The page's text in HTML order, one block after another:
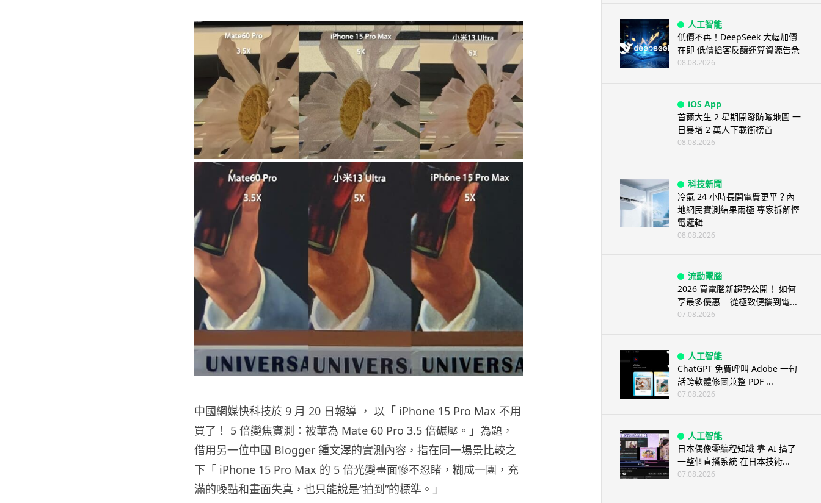
中國網媒快科技於 9 月 20 日報導 ， 以「 iPhone 15 Pro Max 不用
買了！ 5 倍變焦實測：被華為 Mate 60 Pro 3.5 倍碾壓。」為題，
借用另一位中國 Blogger 鍾文澤的實測內容，指在同一場景比較之
下「 iPhone 15 Pro Max 的 5 倍光變畫面慘不忍睹，糊成一團，充
滿的噪點和畫面失真，也只能說是“拍到”的標準。」
人工智能
低價不再！DeepSeek 大幅加價
在即 低價搶客反釀運算資源告急
08.08.2026
iOS App
首爾大生 2 星期開發防曬地圖 一
日暴增 2 萬人下載衝榜首
08.08.2026
科技新聞
冷氣 24 小時長開電費更平？內
地網民實測結果兩極 專家拆解慳
電邏輯
08.08.2026
流動電腦
2026 買電腦新趨勢公開！ 如何
享最多優惠 從極致便攜到電...
07.08.2026
人工智能
ChatGPT 免費呼叫 Adobe 一句
話跨軟體修圖兼整 PDF ...
07.08.2026
人工智能
日本偶像零編程知識 靠 AI 搞了
一整個直播系統 在日本技術...
07.08.2026